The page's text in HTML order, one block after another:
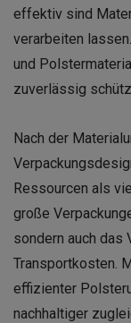
effektiv sind
verarbeiten
und
zuverlässig
Nach der
Ressourcen als
große
sondern auch das
Transportkosten.
effizienter
nachhaltiger